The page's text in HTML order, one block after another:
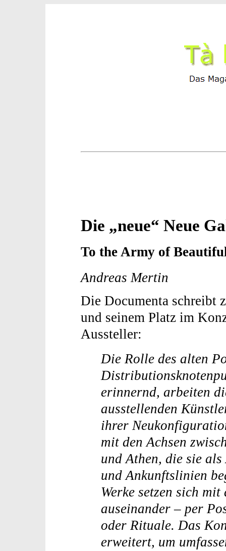
Die „neue“ Neue
To the Army of
Andreas Mertin
Die Documenta schreibt
und seinem Platz im
Aussteller:
Die Rolle des alten
erinnernd, arbeiten
ausstellenden
ihrer
mit den Achsen
und Athen, die sie als
und Ankunftslinien
Werke setzen sich
auseinander – per
oder Rituale. Das
erweitert, um